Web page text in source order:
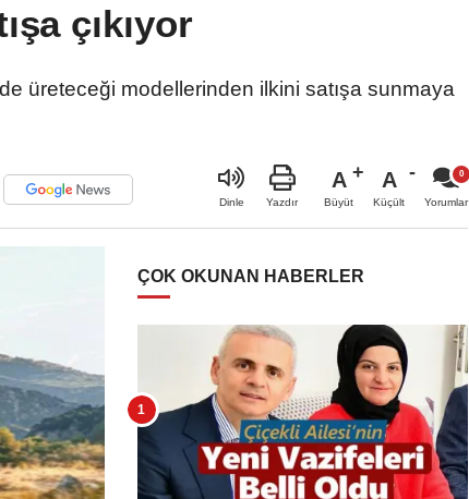
çıkıyor
üreteceği modellerinden ilkini satışa sunmaya
Dinle Yazdır
A
Büyüt
A
Küçült Yorumlar
ÇOK OKUNAN HABERLER